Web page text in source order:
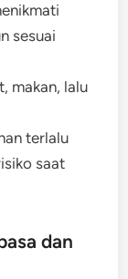
sesuai
makan, lalu
terlalu
saat
dan